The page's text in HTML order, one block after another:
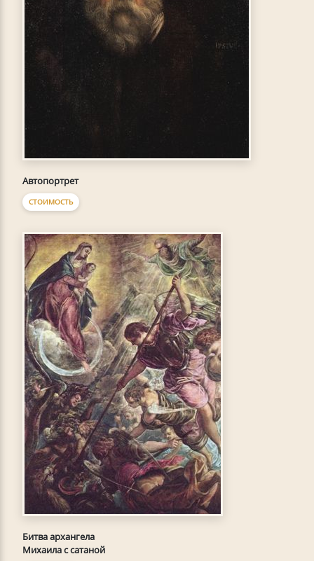
Автопортрет
СТОИМОСТЬ
Битва архангела
Михаила с сатаной